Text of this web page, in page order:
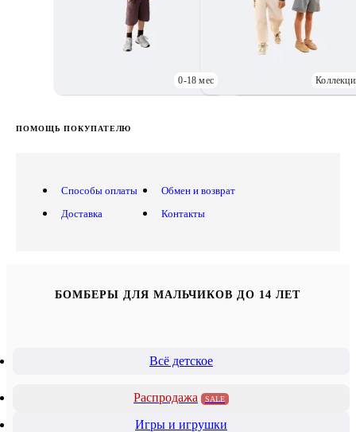
0-18 мес
ПОМОЩЬ ПОКУПАТЕЛЮ
Способы оплаты
Доставка
Обмен и возврат
Контакты
БОМБЕРЫ ДЛЯ МАЛЬЧИКОВ ДО 14 ЛЕТ
Всё детское
Распродажа SALE
Игры и игрушки